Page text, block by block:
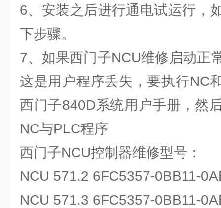
6、安装之后进行通电试运行，
下步骤。
7、如果西门子NCU维修启动正
这是用户程序丢失，要执行NC
西门子840D系统用户手册，然
NC与PLC程序
西门子NCU控制器维修型号：
NCU 571.2 6FC5357-0BB11-
NCU 571.3 6FC5357-0BB11-